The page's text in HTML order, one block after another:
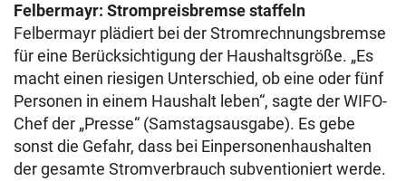
Felbermayr: Strompreisbremse staffeln
Felbermayr plädiert bei der Stromrechnungsbremse
für eine Berücksichtigung der Haushaltsgröße. „Es
macht einen riesigen Unterschied, ob eine oder fünf
Personen in einem Haushalt leben“, sagte der WIFO-
Chef der „Presse“ (Samstagsausgabe). Es gebe
sonst die Gefahr, dass bei Einpersonenhaushalten
der gesamte Stromverbrauch subventioniert werde.